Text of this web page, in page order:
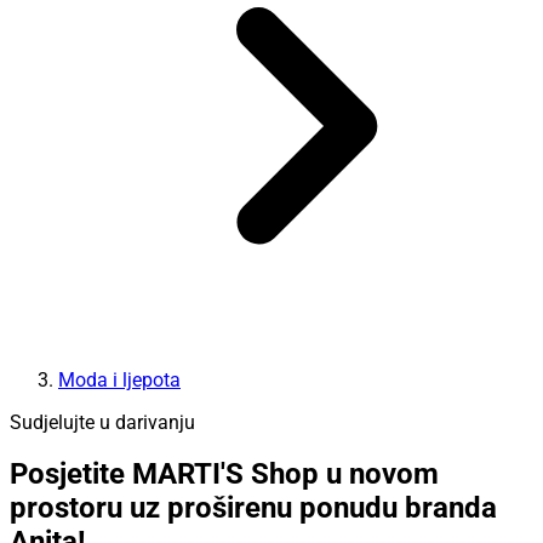
Moda i ljepota
Sudjelujte u darivanju
Posjetite MARTI'S Shop u novom
prostoru uz proširenu ponudu branda